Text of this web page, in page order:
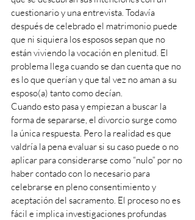
cuestionario y una entrevista. Todavía
después de celebrado el matrimonio puede
que ni siquiera los esposos sepan que no
están viviendo la vocación en plenitud. El
problema llega cuando se dan cuenta que no
es lo que querían y que tal vez no aman a su
esposo(a) tanto como decían.
Cuando esto pasa y empiezan a buscar la
forma de separarse, el divorcio surge como
la única respuesta. Pero la realidad es que
valdría la pena evaluar si su caso puede o no
aplicar para considerarse como “nulo” por no
haber contado con lo necesario para
celebrarse en pleno consentimiento y
aceptación del sacramento. El proceso no es
fácil e implica investigaciones profundas